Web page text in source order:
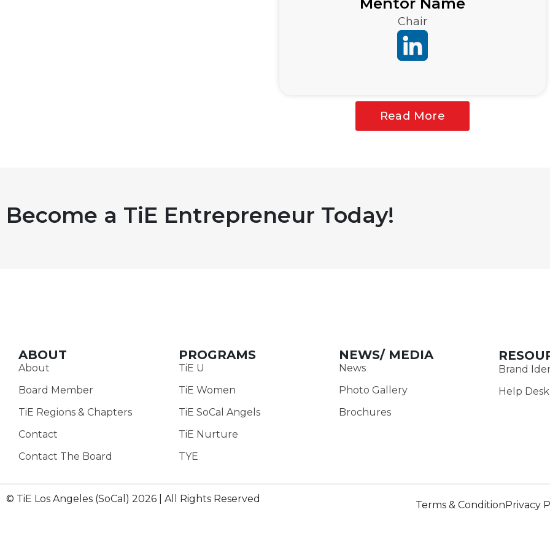
Mentor Name
Chair
Read More
Become a TiE Entrepreneur Today!
ABOUT
About
Board Member
TiE Regions & Chapters
Contact
Contact The Board
PROGRAMS
TiE U
TiE Women
TiE SoCal Angels
TiE Nurture
TYE
NEWS/ MEDIA
News
Photo Gallery
Brochures
Brand
Help Desk
© TiE Los Angeles (SoCal) 2026 | All Rights Reserved
Terms & Condition Privacy